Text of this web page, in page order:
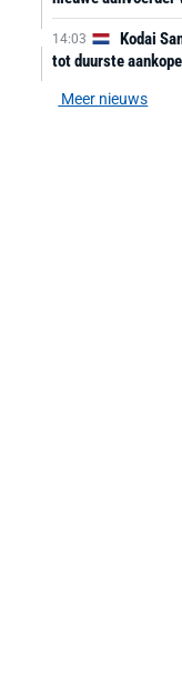
14:03
Kodai
tot duurste
Meer nieuws